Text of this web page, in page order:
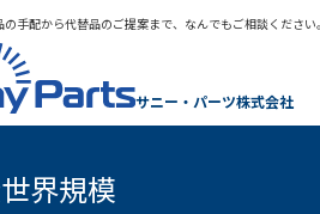
手配から代替品のご提案まで、なんでもご相談ください。
サニー・パーツ株式会社
界規模